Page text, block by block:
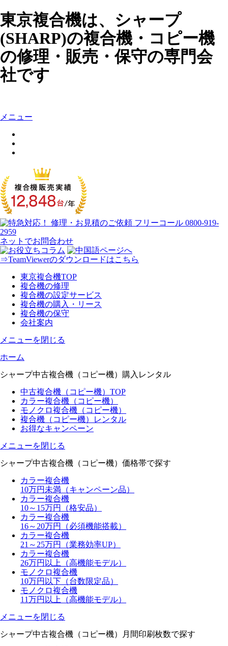
東京複合機は、シャープ
(SHARP)の複合機・コピー機
の修理・販売・保守の専門会
社です
メニュー
ネットでお問合わせ
⇒TeamViewerのダウンロードはこちら
東京複合機TOP
複合機の修理
複合機の設定サービス
複合機の購入・リース
複合機の保守
会社案内
メニューを閉じる
ホーム
シャープ中古複合機（コピー機） 購入レンタル
中古複合機（コピー機）TOP
カラー複合機（コピー機）
モノクロ複合機（コピー機）
複合機（コピー機）レンタル
お得なキャンペーン
メニューを閉じる
シャープ中古複合機（コピー機） 価格帯で探す
カラー複合機
10万円未満（キャンペーン品）
カラー複合機
10～15万円（格安品）
カラー複合機
16～20万円（必須機能搭載）
カラー複合機
21～25万円（業務効率UP）
カラー複合機
26万円以上（高機能モデル）
モノクロ複合機
10万円以下（台数限定品）
モノクロ複合機
11万円以上（高機能モデル）
メニューを閉じる
シャープ中古複合機（コピー機）
月間印刷枚数で探す